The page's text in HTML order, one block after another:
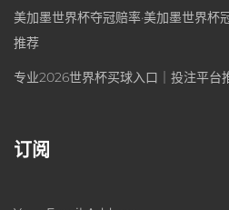
美加墨世界杯夺冠赔率·美加墨世界杯
推荐
专业2026世界杯买球入口｜投注平台
订阅